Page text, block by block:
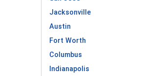
Jacksonville
Austin
Fort Worth
Columbus
Indianapolis